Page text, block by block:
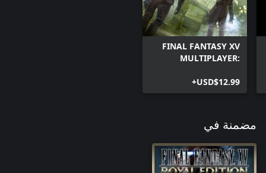
FINAL FANTASY XV
MULTIPLAYER:
USD$12.99+
مضمنة في